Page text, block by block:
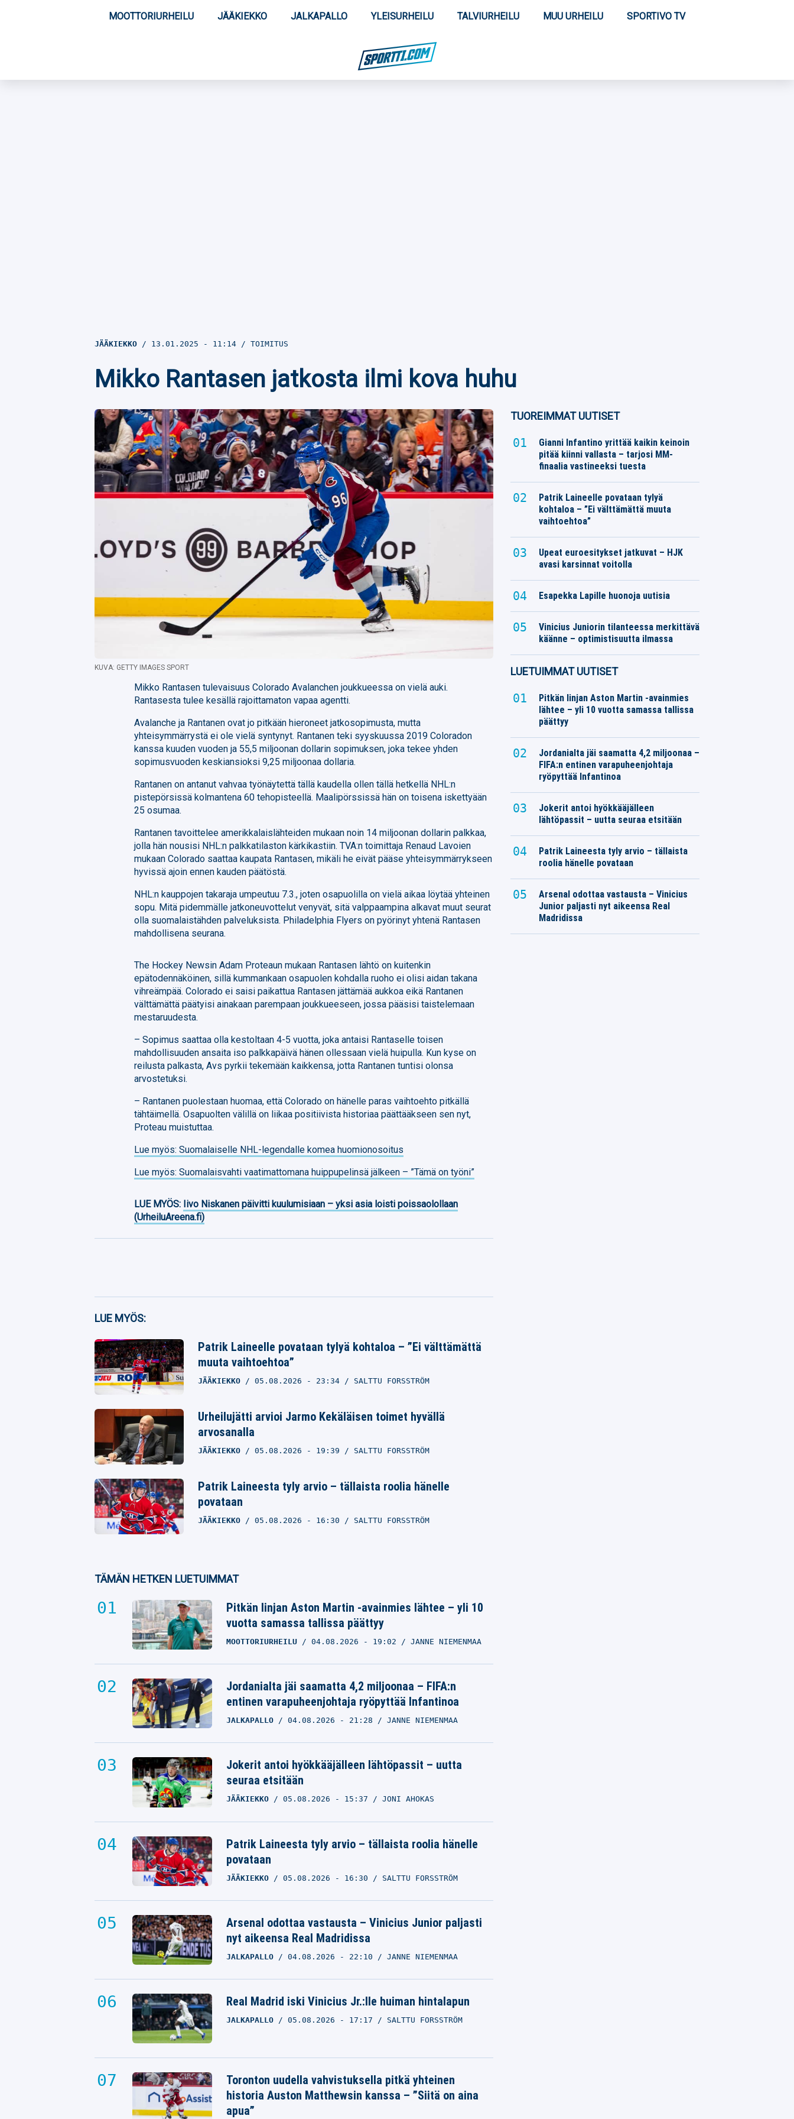
MOOTTORIURHEILU JÄÄKIEKKO JALKAPALLO YLEISURHEILU TALVIURHEILU MUU URHEILU SPORTIVO TV
JÄÄKIEKKO 13.01.2025 - 11:14 TOIMITUS
Mikko Rantasen jatkosta ilmi kova huhu
KUVA: GETTY IMAGES SPORT
Mikko Rantasen tulevaisuus Colorado Avalanchen joukkueessa on vielä auki.
Rantasesta tulee kesällä rajoittamaton vapaa agentti.
Avalanche ja Rantanen ovat jo pitkään hieroneet jatkosopimusta, mutta
yhteisymmärrystä ei ole vielä syntynyt. Rantanen teki syyskuussa 2019 Coloradon
kanssa kuuden vuoden ja 55,5 miljoonan dollarin sopimuksen, joka tekee yhden
sopimusvuoden keskiansioksi 9,25 miljoonaa dollaria.
Rantanen on antanut vahvaa työnäytettä tällä kaudella ollen tällä hetkellä NHL:n
pistepörsissä kolmantena 60 tehopisteellä. Maalipörssissä hän on toisena iskettyään
25 osumaa.
Rantanen tavoittelee amerikkalaislähteiden mukaan noin 14 miljoonan dollarin palkkaa,
jolla hän nousisi NHL:n palkkatilaston kärkikastiin. TVA:n toimittaja Renaud Lavoien
mukaan Colorado saattaa kaupata Rantasen, mikäli he eivät pääse yhteisymmärrykseen
hyvissä ajoin ennen kauden päätöstä.
NHL:n kauppojen takaraja umpeutuu 7.3., joten osapuolilla on vielä aikaa löytää yhteinen
sopu. Mitä pidemmälle jatkoneuvottelut venyvät, sitä valppaampina alkavat muut seurat
olla suomalaistähden palveluksista. Philadelphia Flyers on pyörinyt yhtenä Rantasen
mahdollisena seurana.
The Hockey Newsin Adam Proteaun mukaan Rantasen lähtö on kuitenkin
epätodennäköinen, sillä kummankaan osapuolen kohdalla ruoho ei olisi aidan takana
vihreämpää. Colorado ei saisi paikattua Rantasen jättämää aukkoa eikä Rantanen
välttämättä päätyisi ainakaan parempaan joukkueeseen, jossa pääsisi taistelemaan
mestaruudesta.
– Sopimus saattaa olla kestoltaan 4-5 vuotta, joka antaisi Rantaselle toisen
mahdollisuuden ansaita iso palkkapäivä hänen ollessaan vielä huipulla. Kun kyse on
reilusta palkasta, Avs pyrkii tekemään kaikkensa, jotta Rantanen tuntisi olonsa
arvostetuksi.
– Rantanen puolestaan huomaa, että Colorado on hänelle paras vaihtoehto pitkällä
tähtäimellä. Osapuolten välillä on liikaa positiivista historiaa päättääkseen sen nyt,
Proteau muistuttaa.
Lue myös: Suomalaiselle NHL-legendalle komea huomionosoitus
Lue myös: Suomalaisvahti vaatimattomana huippupelinsä jälkeen – ”Tämä on työni”
LUE MYÖS: Iivo Niskanen päivitti kuulumisiaan – yksi asia loisti poissaolollaan
(UrheiluAreena.fi)
Facebook
Twitter
Whatsapp
LUE MYÖS:
Patrik Laineelle povataan tylyä kohtaloa – ”Ei välttämättä
muuta vaihtoehtoa”
JÄÄKIEKKO 05.08.2026 - 23:34 SALTTU FORSSTRÖM
Urheilujätti arvioi Jarmo Kekäläisen toimet hyvällä
arvosanalla
JÄÄKIEKKO 05.08.2026 - 19:39 SALTTU FORSSTRÖM
Patrik Laineesta tyly arvio – tällaista roolia hänelle
povataan
JÄÄKIEKKO 05.08.2026 - 16:30 SALTTU FORSSTRÖM
TÄMÄN HETKEN LUETUIMMAT
Pitkän linjan Aston Martin -avainmies lähtee – yli 10
vuotta samassa tallissa päättyy
MOOTTORIURHEILU 04.08.2026 - 19:02 JANNE NIEMENMAA
Jordanialta jäi saamatta 4,2 miljoonaa – FIFA:n
entinen varapuheenjohtaja ryöpyttää Infantinoa
JALKAPALLO 04.08.2026 - 21:28 JANNE NIEMENMAA
Jokerit antoi hyökkääjälleen lähtöpassit – uutta
seuraa etsitään
JÄÄKIEKKO 05.08.2026 - 15:37 JONI AHOKAS
Patrik Laineesta tyly arvio – tällaista roolia hänelle
povataan
JÄÄKIEKKO 05.08.2026 - 16:30 SALTTU FORSSTRÖM
Arsenal odottaa vastausta – Vinicius Junior paljasti
nyt aikeensa Real Madridissa
JALKAPALLO 04.08.2026 - 22:10 JANNE NIEMENMAA
Real Madrid iski Vinicius Jr.:lle huiman hintalapun
JALKAPALLO 05.08.2026 - 17:17 SALTTU FORSSTRÖM
Toronton uudella vahvistuksella pitkä yhteinen
historia Auston Matthewsin kanssa – ”Siitä on aina
apua”
TUOREIMMAT UUTISET
Gianni Infantino yrittää kaikin keinoin
pitää kiinni vallasta – tarjosi MM-
finaalia vastineeksi tuesta
Patrik Laineelle povataan tylyä
kohtaloa – ”Ei välttämättä muuta
vaihtoehtoa”
Upeat euroesitykset jatkuvat – HJK
avasi karsinnat voitolla
Esapekka Lapille huonoja uutisia
Vinicius Juniorin tilanteessa merkittävä
käänne – optimistisuutta ilmassa
LUETUIMMAT UUTISET
Pitkän linjan Aston Martin -avainmies
lähtee – yli 10 vuotta samassa tallissa
päättyy
Jordanialta jäi saamatta 4,2 miljoonaa –
FIFA:n entinen varapuheenjohtaja
ryöpyttää Infantinoa
Jokerit antoi hyökkääjälleen
lähtöpassit – uutta seuraa etsitään
Patrik Laineesta tyly arvio – tällaista
roolia hänelle povataan
Arsenal odottaa vastausta – Vinicius
Junior paljasti nyt aikeensa Real
Madridissa